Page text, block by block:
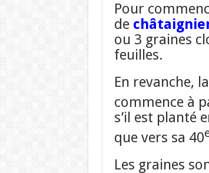
Pour
de
ou 3 graines
feuilles.
En revanche,
commence à
s’il est planté
que vers sa 40
Les graines